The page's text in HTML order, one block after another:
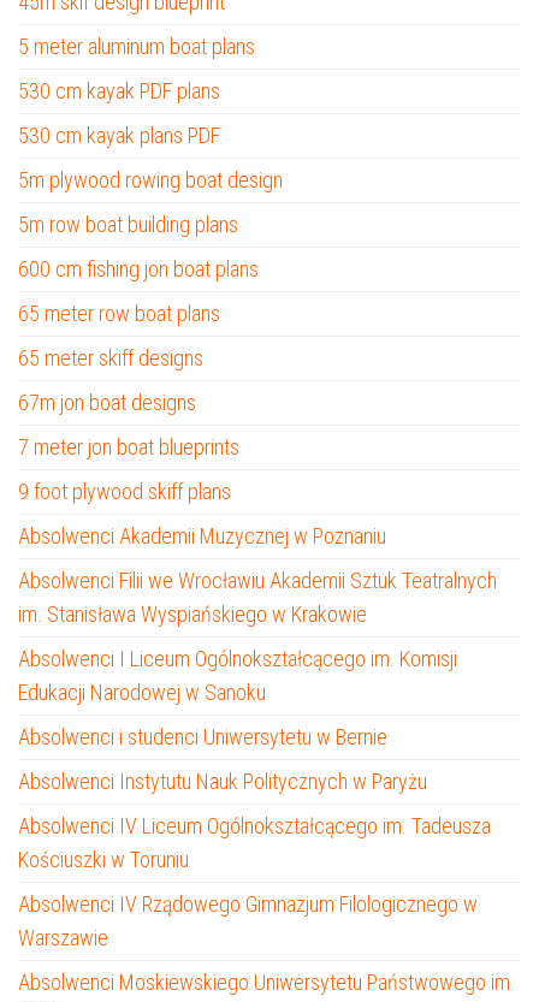
5 meter aluminum boat plans
530 cm kayak PDF plans
530 cm kayak plans PDF
5m plywood rowing boat design
5m row boat building plans
600 cm fishing jon boat plans
65 meter row boat plans
65 meter skiff designs
67m jon boat designs
7 meter jon boat blueprints
9 foot plywood skiff plans
Absolwenci Akademii Muzycznej w Poznaniu
Absolwenci Filii we Wrocławiu Akademii Sztuk Teatralnych
im. Stanisława Wyspiańskiego w Krakowie
Absolwenci I Liceum Ogólnokształcącego im. Komisji
Edukacji Narodowej w Sanoku
Absolwenci i studenci Uniwersytetu w Bernie
Absolwenci Instytutu Nauk Politycznych w Paryżu
Absolwenci IV Liceum Ogólnokształcącego im. Tadeusza
Kościuszki w Toruniu
Absolwenci IV Rządowego Gimnazjum Filologicznego w
Warszawie
Absolwenci Moskiewskiego Uniwersytetu Państwowego im.